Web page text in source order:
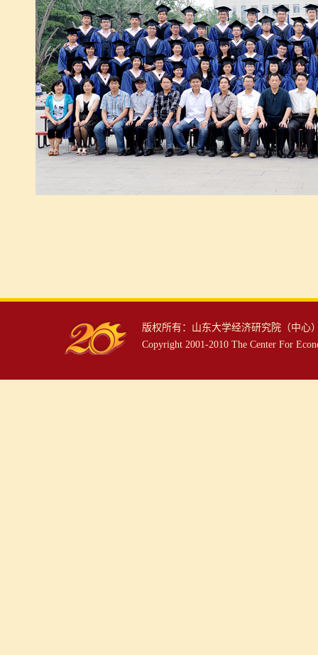
版权所有：山东大学经济研究院（中心
Copyright 2001-2010 The Center For